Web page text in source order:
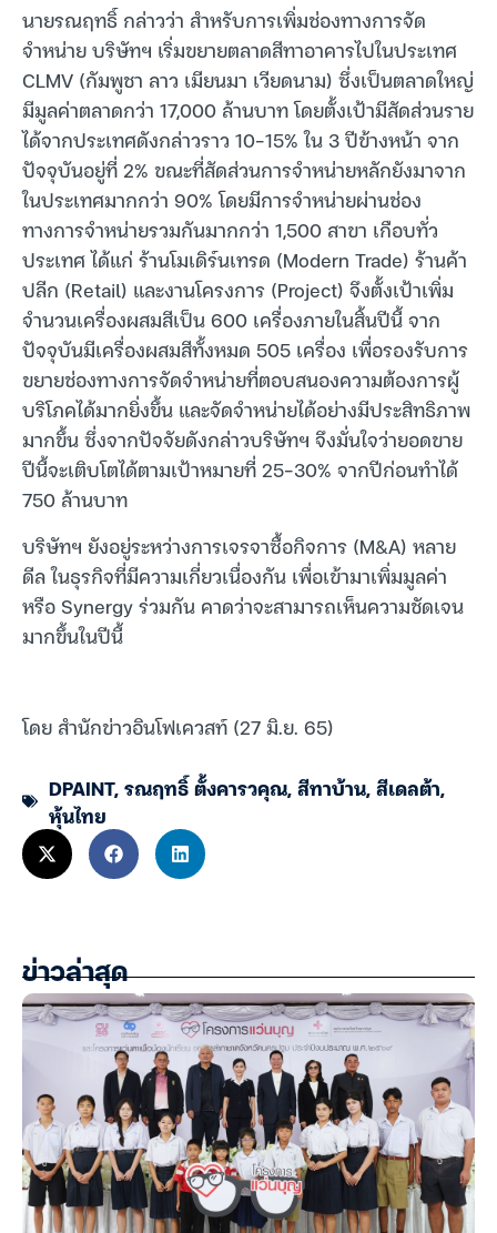
นายรณฤทธิ์ กล่าวว่า สำหรับการเพิ่มช่องทางการจัด
จำหน่าย บริษัทฯ เริ่มขยายตลาดสีทาอาคารไปในประเทศ
CLMV (กัมพูชา ลาว เมียนมา เวียดนาม) ซึ่งเป็นตลาดใหญ่
มีมูลค่าตลาดกว่า 17,000 ล้านบาท โดยตั้งเป้ามีสัดส่วนราย
ได้จากประเทศดังกล่าวราว 10-15% ใน 3 ปีข้างหน้า จาก
ปัจจุบันอยู่ที่ 2% ขณะที่สัดส่วนการจำหน่ายหลักยังมาจาก
ในประเทศมากกว่า 90% โดยมีการจำหน่ายผ่านช่อง
ทางการจำหน่ายรวมกันมากกว่า 1,500 สาขา เกือบทั่ว
ประเทศ ได้แก่ ร้านโมเดิร์นเทรด (Modern Trade) ร้านค้า
ปลีก (Retail) และงานโครงการ (Project) จึงตั้งเป้าเพิ่ม
จำนวนเครื่องผสมสีเป็น 600 เครื่องภายในสิ้นปีนี้ จาก
ปัจจุบันมีเครื่องผสมสีทั้งหมด 505 เครื่อง เพื่อรองรับการ
ขยายช่องทางการจัดจำหน่ายที่ตอบสนองความต้องการผู้
บริโภคได้มากยิ่งขึ้น และจัดจำหน่ายได้อย่างมีประสิทธิภาพ
มากขึ้น ซึ่งจากปัจจัยดังกล่าวบริษัทฯ จึงมั่นใจว่ายอดขาย
ปีนี้จะเติบโตได้ตามเป้าหมายที่ 25-30% จากปีก่อนทำได้
750 ล้านบาท
บริษัทฯ ยังอยู่ระหว่างการเจรจาซื้อกิจการ (M&A) หลาย
ดีล ในธุรกิจที่มีความเกี่ยวเนื่องกัน เพื่อเข้ามาเพิ่มมูลค่า
หรือ Synergy ร่วมกัน คาดว่าจะสามารถเห็นความชัดเจน
มากขึ้นในปีนี้
โดย สำนักข่าวอินโฟเควสท์ (27 มิ.ย. 65)
DPAINT,รณฤทธิ์ ตั้งคารวคุณ,สีทาบ้าน,สีเดลต้า,
หุ้นไทย
ข่าวล่าสุด